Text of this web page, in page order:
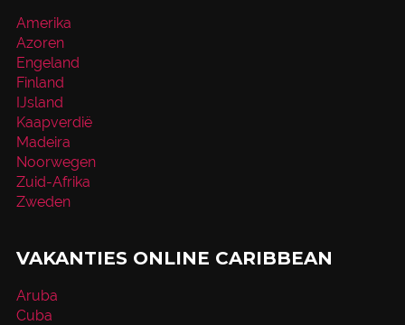
Amerika
Azoren
Engeland
Finland
IJsland
Kaapverdië
Madeira
Noorwegen
Zuid-Afrika
Zweden
VAKANTIES ONLINE CARIBBEAN
Aruba
Cuba